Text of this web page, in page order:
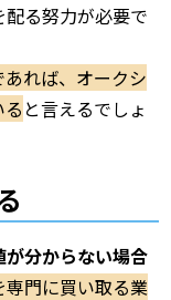
る努力が必要で
れば、オークシ
と言えるでしょ
分からない場合
門に買い取る業